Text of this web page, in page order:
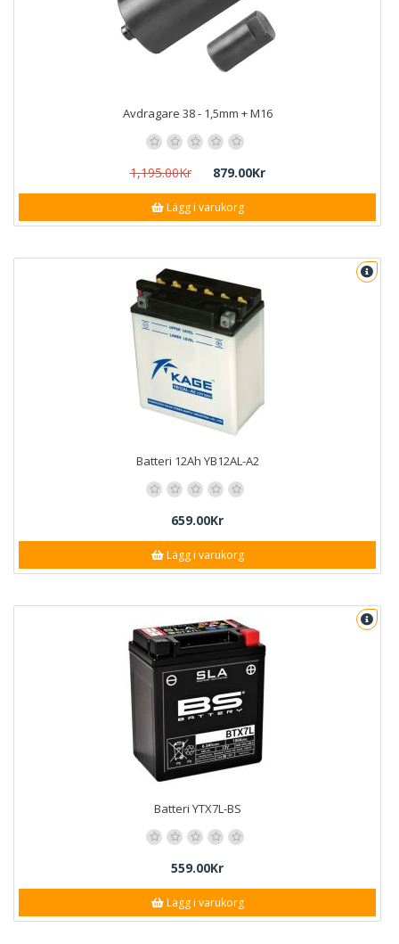
Avdragare 38 - 1,5mm + M16
1,195.00Kr 879.00Kr
Lägg i varukorg
Batteri 12Ah YB12AL-A2
659.00Kr
Lägg i varukorg
Batteri YTX7L-BS
559.00Kr
Lägg i varukorg